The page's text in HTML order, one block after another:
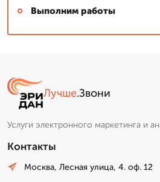
Выполним работы
Лучше.Звони
Услуги электронного маркетинга и
Контакты
Москва, Лесная улица, 4. оф. 12